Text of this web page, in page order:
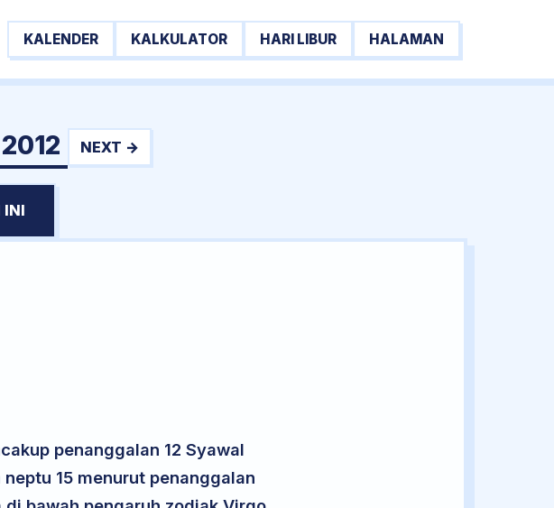
KALENDER KALKULATOR HARI LIBUR HALAMAN
NEXT →
INI
penanggalan 12 Syawal
15 menurut penanggalan